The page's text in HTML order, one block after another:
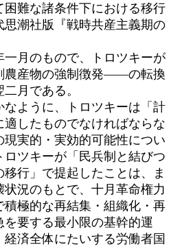
難な諸条件下における移行
潮社版『戦時共産主義期の
月のもので、トロツキーが
産物の強制徴発――の転換
月である。
ように、トロツキーは「計
したものでなければならな
実的・実効的可能性につい
ツキーが「民兵制と結びつ
行」で提起したことは、ま
況のもとで、十月革命権力
極的な再結集・組織化・再
要する最小限の基幹的運
済全体にたいする労働者国